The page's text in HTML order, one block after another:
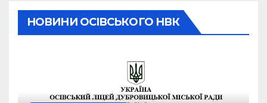
НОВИНИ ОСІВСЬКОГО НВК